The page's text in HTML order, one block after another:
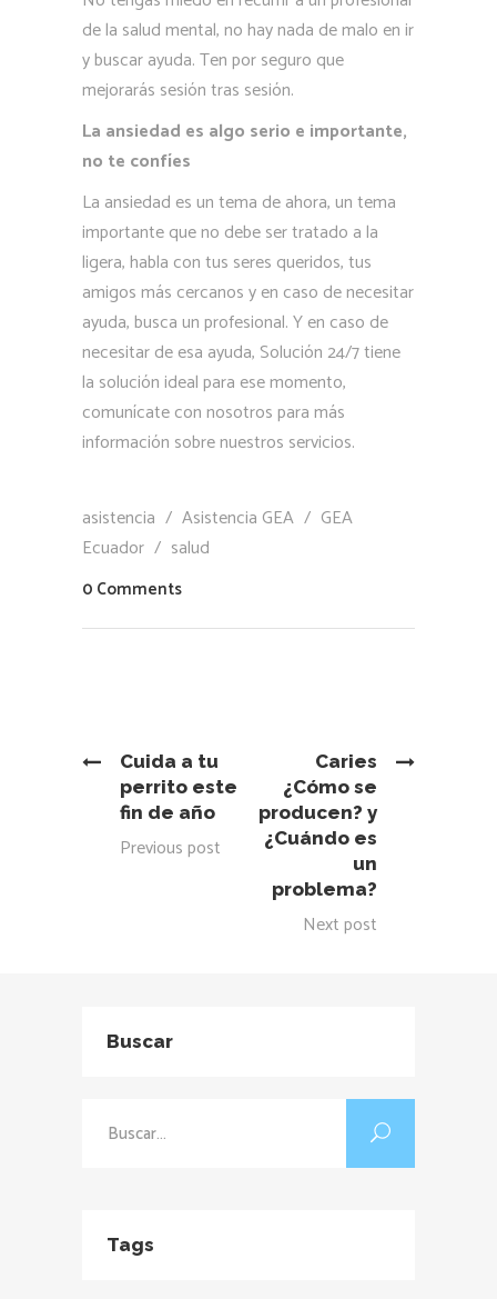
de la salud mental, no hay nada de malo en ir
y buscar ayuda. Ten por seguro que
mejorarás sesión tras sesión.
La ansiedad es algo serio e importante,
no te confíes
La ansiedad es un tema de ahora, un tema
importante que no debe ser tratado a la
ligera, habla con tus seres queridos, tus
amigos más cercanos y en caso de necesitar
ayuda, busca un profesional. Y en caso de
necesitar de esa ayuda, Solución 24/7 tiene
la solución ideal para ese momento,
comunícate con nosotros para más
información sobre nuestros servicios.
asistencia / Asistencia GEA / GEA
Ecuador / salud
0 Comments
Cuida a tu
perrito este
fin de año
Previous post
Caries
¿Cómo se
producen? y
¿Cuándo es
un
problema?
Next post
Buscar
Tags